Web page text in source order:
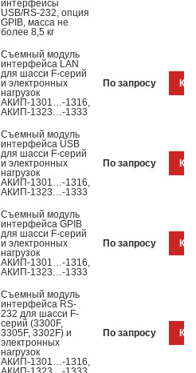
интерфейсы
USB/RS-232, опция
GPIB, масса не
более 8,5 кг
Съемный модуль
интерфейса LAN
для шасси F-серий
и электронных
нагрузок
АКИП-1301…-1316,
АКИП-1323…-1333
По запросу
Съемный модуль
интерфейса USB
для шасси F-серий
и электронных
нагрузок
АКИП-1301…-1316,
АКИП-1323…-1333
По запросу
Съемный модуль
интерфейса GPIB
для шасси F-серий
и электронных
нагрузок
АКИП-1301…-1316,
АКИП-1323…-1333
По запросу
Съемный модуль
интерфейса RS-
232 для шасси F-
серий (3300F,
3305F, 3302F) и
электронных
нагрузок
АКИП-1301…-1316,
По запросу